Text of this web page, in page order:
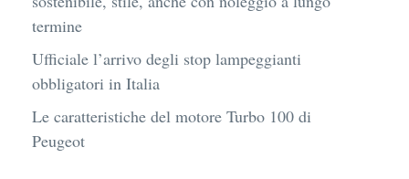
termine
Ufficiale l’arrivo degli stop lampeggianti
obbligatori in Italia
Le caratteristiche del motore Turbo 100 di
Peugeot